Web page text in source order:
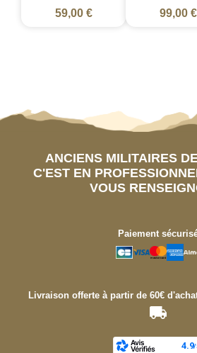
59,00 € 99,00 €
ANCIENS MILITAIRES
C'EST EN
VOUS
Paiement
Livraison offerte à partir de 60€